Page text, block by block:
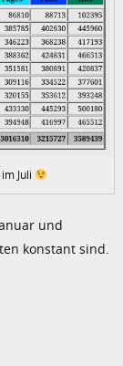
Juli
und
konstant sind.